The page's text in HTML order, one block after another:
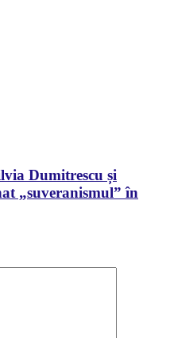
Dumitrescu și
„suveranismul” în